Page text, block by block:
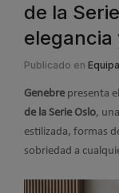
de la
elegancia
Publicado en
Genebrepresenta
de la Serie Oslo,
estilizada, formas
sobriedad a